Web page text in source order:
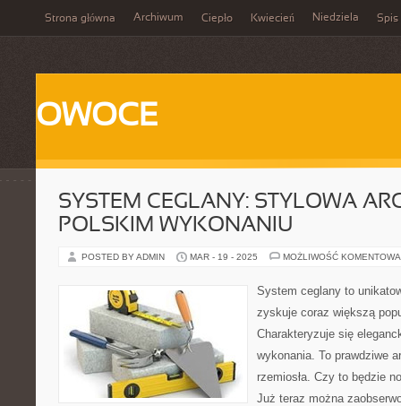
Strona główna Archiwum Ciepło Kwiecień Niedziela Spis
OWOCE
SYSTEM CEGLANY: STYLOWA
POLSKIM WYKONANIU
POSTED BY ADMIN MAR - 19 - 2025 MOŻLIWOŚĆ
System ceglany to
zyskuje coraz większą
Charakteryzuje się
wykonania. To prawdziwe
rzemiosła. Czy to będzie
Już teraz można